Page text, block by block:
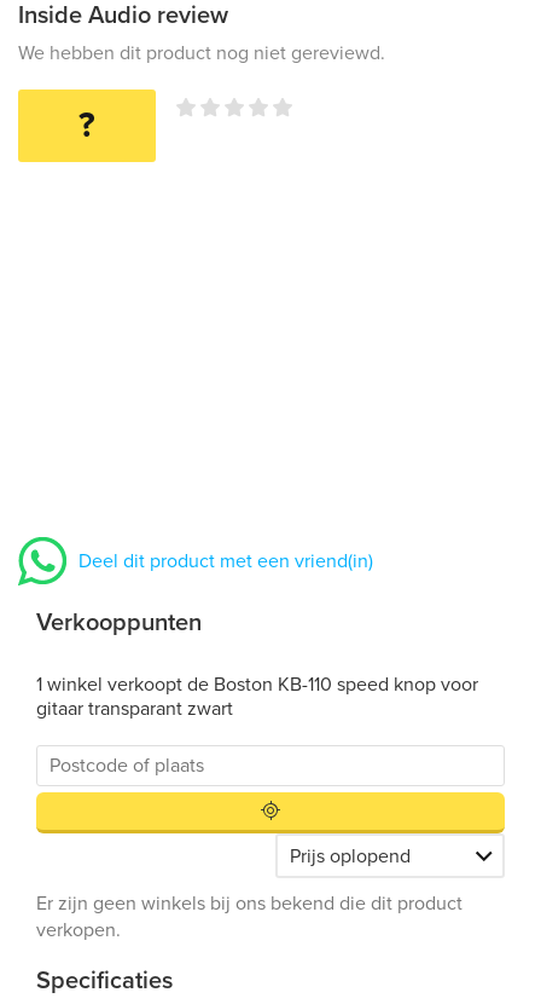
Inside Audio review
We hebben dit product nog niet gereviewd.
?
Deel dit product met een vriend(in)
Verkooppunten
1 winkel verkoopt de Boston KB-110 speed knop voor
gitaar transparant zwart
Er zijn geen winkels bij ons bekend die dit product
verkopen.
Specificaties